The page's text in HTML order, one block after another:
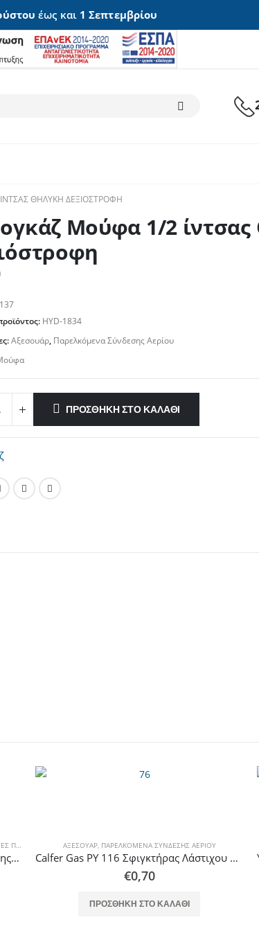
έως και 1 Σεπτεμβρίου
ΘΗΛΥΚΉ ΔΕΞΙΌΣΤΡΟΦΗ
Μούφα 1/2
137
HYD-1834
Αξεσουάρ, Παρελκόμενα Σύνδεσης Αερίου
ΠΡΟΣΘΉΚΗ ΣΤΟ ΚΑΛΆΘΙ
Reca Type 902 Ρυθμιστής Υψηλής Πίεσης με Μανόμετρο 40 kg/h
ΑΞΕΣΟΥΆΡ, ΠΑΡΕΛΚΌΜΕΝΑ ΣΎΝΔΕΣΗΣ ΑΕΡΊΟΥ
Calfer Gas PY 116 Σφιγκτήρας Λάστιχου 8mm Βαρέως Τύπου Υψηλής Αντοχής απο Ατσάλι
€0,70
ΠΡΟΣΘΉΚΗ ΣΤΟ ΚΑΛΆΘΙ